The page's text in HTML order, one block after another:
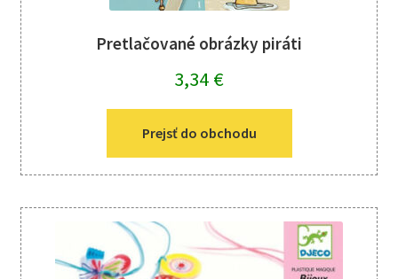
Pretlačované obrázky piráti
3,34 €
Prejsť do obchodu